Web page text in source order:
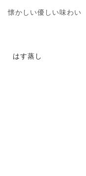
懐かしい優しい味わい
はす蒸し